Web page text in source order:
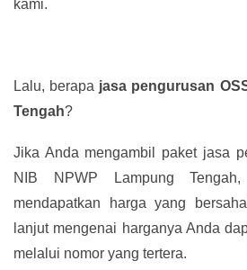
kami.
Lalu, berapa jasa pengurusan
Tengah?
Jika Anda mengambil paket jasa
NIB NPWP Lampung
mendapatkan harga yang
lanjut mengenai harganya Anda
melalui nomor yang tertera.